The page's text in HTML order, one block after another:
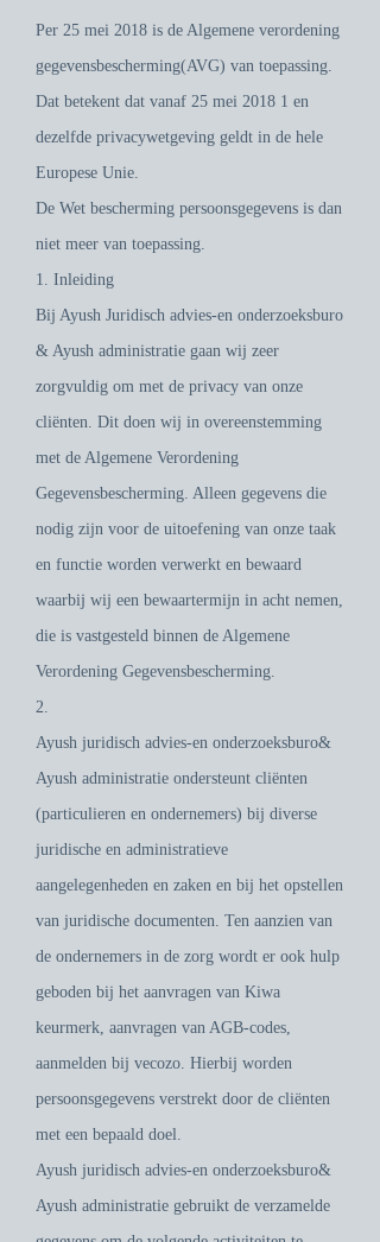
Per 25 mei 2018 is de Algemene verordening
gegevensbescherming(AVG) van toepassing.
Dat betekent dat vanaf 25 mei 2018 1 en
dezelfde privacywetgeving geldt in de hele
Europese Unie.
De Wet bescherming persoonsgegevens is dan
niet meer van toepassing.
1. Inleiding
Bij Ayush Juridisch advies-en onderzoeksburo
& Ayush administratie gaan wij zeer
zorgvuldig om met de privacy van onze
cliënten. Dit doen wij in overeenstemming
met de Algemene Verordening
Gegevensbescherming. Alleen gegevens die
nodig zijn voor de uitoefening van onze taak
en functie worden verwerkt en bewaard
waarbij wij een bewaartermijn in acht nemen,
die is vastgesteld binnen de Algemene
Verordening Gegevensbescherming.
2.
Ayush juridisch advies-en onderzoeksburo&
Ayush administratie ondersteunt cliënten
(particulieren en ondernemers) bij diverse
juridische en administratieve
aangelegenheden en zaken en bij het opstellen
van juridische documenten. Ten aanzien van
de ondernemers in de zorg wordt er ook hulp
geboden bij het aanvragen van Kiwa
keurmerk, aanvragen van AGB-codes,
aanmelden bij vecozo. Hierbij worden
persoonsgegevens verstrekt door de cliënten
met een bepaald doel.
Ayush juridisch advies-en onderzoeksburo&
Ayush administratie gebruikt de verzamelde